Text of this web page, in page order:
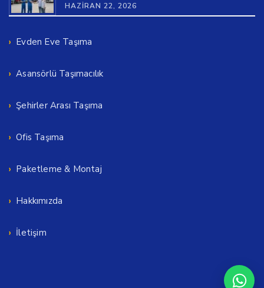
HAZIRAN 22, 2026
Evden Eve Taşıma
Asansörlü Taşımacılık
Şehirler Arası Taşıma
Ofis Taşıma
Paketleme & Montaj
Hakkımızda
İletişim